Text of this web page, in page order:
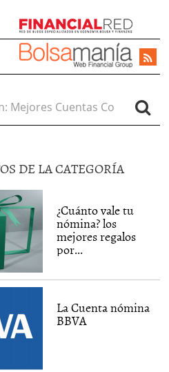
DE LA CATEGORÍA
¿Cuánto vale tu
nómina? los
mejores regalos
por...
La Cuenta nómina
BBVA